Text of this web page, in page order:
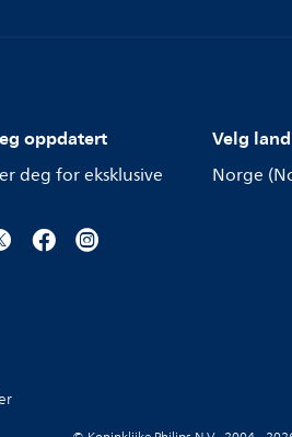
oppdatert
deg for eksklusive
Velg land
Norge